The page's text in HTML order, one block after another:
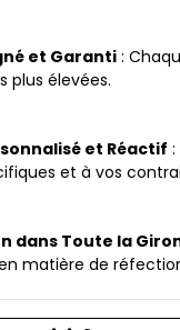
et Garanti :
plus élevées.
et Réactif
et à vos
dans Toute la
matière de